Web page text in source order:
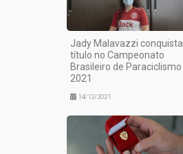
Jady Malavazzi conquista
título no Campeonato
Brasileiro de Paraciclismo
2021
14/12/2021